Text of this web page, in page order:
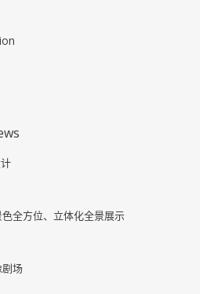
全方位、立体化全景展示
场